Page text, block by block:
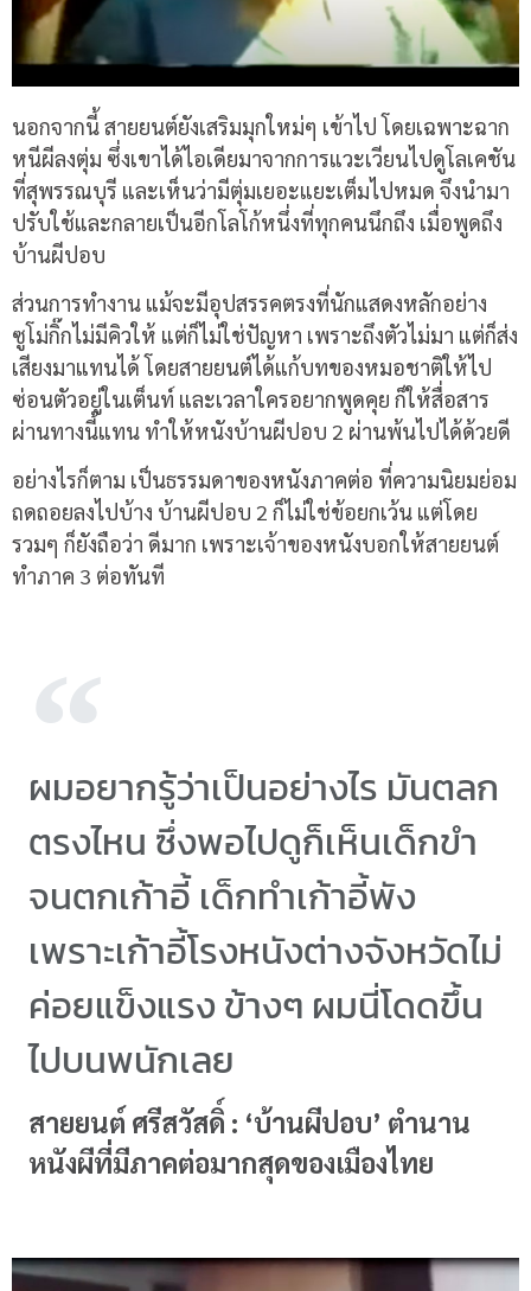
นอกจากนี้ สายยนต์ยังเสริมมุกใหม่ๆ เข้าไป โดยเฉพาะฉาก
หนีผีลงตุ่ม ซึ่งเขาได้ไอเดียมาจากการแวะเวียนไปดูโลเคชัน
ที่สุพรรณบุรี และเห็นว่ามีตุ่มเยอะแยะเต็มไปหมด จึงนำมา
ปรับใช้และกลายเป็นอีกโลโก้หนึ่งที่ทุกคนนึกถึง เมื่อพูดถึง
บ้านผีปอบ
ส่วนการทำงาน แม้จะมีอุปสรรคตรงที่นักแสดงหลักอย่าง
ซูโม่กิ๊กไม่มีคิวให้ แต่ก็ไม่ใช่ปัญหา เพราะถึงตัวไม่มา แต่ก็ส่ง
เสียงมาแทนได้ โดยสายยนต์ได้แก้บทของหมอชาติให้ไป
ซ่อนตัวอยู่ในเต็นท์ และเวลาใครอยากพูดคุย ก็ให้สื่อสาร
ผ่านทางนี้แทน ทำให้หนังบ้านผีปอบ 2 ผ่านพ้นไปได้ด้วยดี
อย่างไรก็ตาม เป็นธรรมดาของหนังภาคต่อ ที่ความนิยมย่อม
ถดถอยลงไปบ้าง บ้านผีปอบ 2 ก็ไม่ใช่ข้อยกเว้น แต่โดย
รวมๆ ก็ยังถือว่า ดีมาก เพราะเจ้าของหนังบอกให้สายยนต์
ทำภาค 3 ต่อทันที
ผมอยากรู้ว่าเป็นอย่างไร มันตลก
ตรงไหน ซึ่งพอไปดูก็เห็นเด็กขำ
จนตกเก้าอี้ เด็กทำเก้าอี้พัง
เพราะเก้าอี้โรงหนังต่างจังหวัดไม่
ค่อยแข็งแรง ข้างๆ ผมนี่โดดขึ้น
ไปบนพนักเลย
สายยนต์ ศรีสวัสดิ์ : ‘บ้านผีปอบ’ ตำนาน
หนังผีที่มีภาคต่อมากสุดของเมืองไทย